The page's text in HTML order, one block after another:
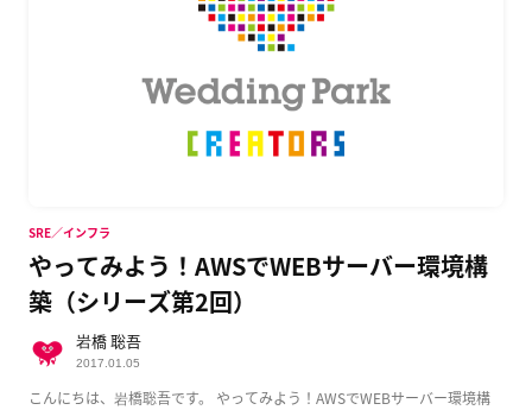
やってみよう！AWSでWEBサーバー環境構
築（シリーズ第2回）
こんにちは、岩橋聡吾です。 やってみよう！AWSでWEBサーバー環境構
SRE／インフラ
岩橋 聡吾
2017.01.05